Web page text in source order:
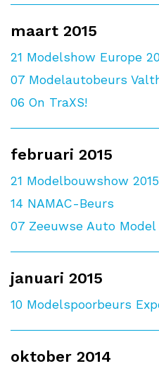
maart 2015
21 Modelshow Europe
07 Modelautobeurs
06 On TraXS!
februari 2015
21 Modelbouwshow 2015
14 NAMAC-Beurs
07 Zeeuwse Auto
januari 2015
10 Modelspoorbeurs
oktober 2014